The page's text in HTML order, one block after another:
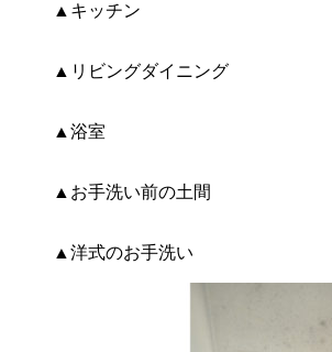
▲キッチン
▲リビングダイニング
▲浴室
▲お手洗い前の土間
▲洋式のお手洗い